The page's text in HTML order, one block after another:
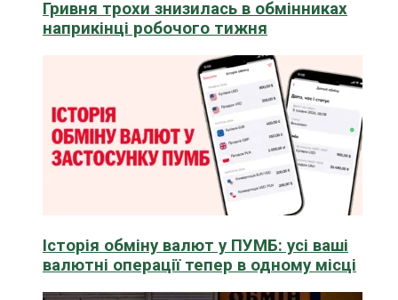
Гривня трохи знизилась в обмінниках
наприкінці робочого тижня
Історія обміну валют у ПУМБ: усі ваші
валютні операції тепер в одному місці